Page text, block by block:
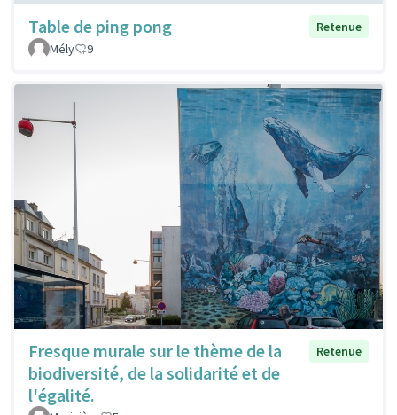
Table de ping pong
Retenue
Mély
9
Fresque murale sur le thème de la
biodiversité, de la solidarité et de
l'égalité.
Retenue